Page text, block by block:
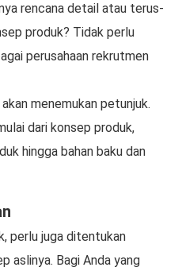
rencana detail atau terus-
produk? Tidak perlu
perusahaan rekrutmen
menemukan petunjuk.
dari konsep produk,
hingga bahan baku dan
perlu juga ditentukan
aslinya. Bagi Anda yang